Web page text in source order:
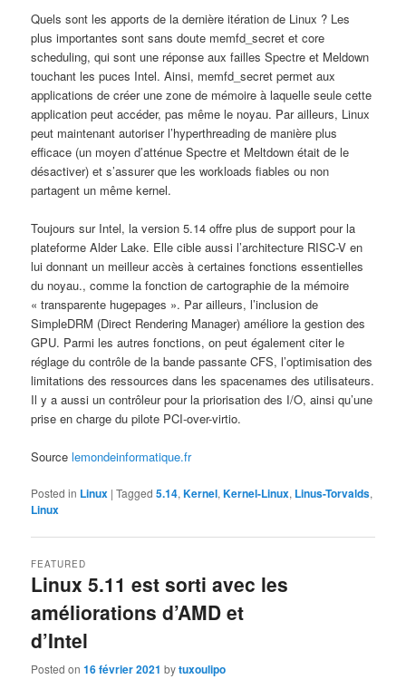
Quels sont les apports de la dernière itération de Linux ? Les
plus importantes sont sans doute memfd_secret et core
scheduling, qui sont une réponse aux failles Spectre et Meldown
touchant les puces Intel. Ainsi, memfd_secret permet aux
applications de créer une zone de mémoire à laquelle seule cette
application peut accéder, pas même le noyau. Par ailleurs, Linux
peut maintenant autoriser l’hyperthreading de manière plus
efficace (un moyen d’atténue Spectre et Meltdown était de le
désactiver) et s’assurer que les workloads fiables ou non
partagent un même kernel.
Toujours sur Intel, la version 5.14 offre plus de support pour la
plateforme Alder Lake. Elle cible aussi l’architecture RISC-V en
lui donnant un meilleur accès à certaines fonctions essentielles
du noyau., comme la fonction de cartographie de la mémoire
« transparente hugepages ». Par ailleurs, l’inclusion de
SimpleDRM (Direct Rendering Manager) améliore la gestion des
GPU. Parmi les autres fonctions, on peut également citer le
réglage du contrôle de la bande passante CFS, l’optimisation des
limitations des ressources dans les spacenames des utilisateurs.
Il y a aussi un contrôleur pour la priorisation des I/O, ainsi qu’une
prise en charge du pilote PCI-over-virtio.
Sourcelemondeinformatique.fr
Posted in Linux |Tagged 5.14,Kernel,Kernel-Linux, Linus-Torvalds,
Linux
Linux 5.11 est sorti avec les
améliorations d’AMD et
d’Intel
FEATURED
Posted on16 février 2021 bytuxoulipo